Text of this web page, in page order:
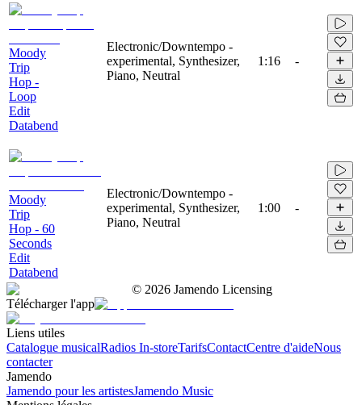
Moody
Trip
Hop -
Loop
Edit
Databend
Electronic/Downtempo -
experimental, Synthesizer,
Piano, Neutral
1:16 -
Moody
Trip
Hop - 60
Seconds
Edit
Databend
Electronic/Downtempo -
experimental, Synthesizer,
Piano, Neutral
1:00 -
© 2026 Jamendo Licensing
Télécharger l'app
Liens utiles
Catalogue musicalRadios In-storeTarifsContactCentre d'aideNous
contacter
Jamendo
Jamendo pour les artistesJamendo Music